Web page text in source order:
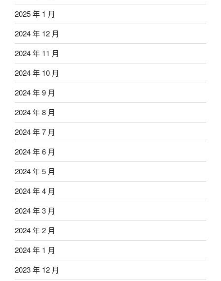
2025 年 1 月
2024 年 12 月
2024 年 11 月
2024 年 10 月
2024 年 9 月
2024 年 8 月
2024 年 7 月
2024 年 6 月
2024 年 5 月
2024 年 4 月
2024 年 3 月
2024 年 2 月
2024 年 1 月
2023 年 12 月